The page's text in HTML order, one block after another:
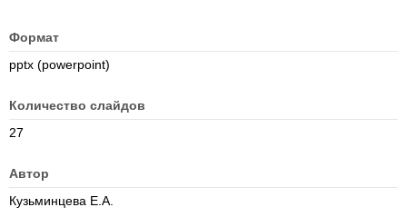
Формат
pptx (powerpoint)
Количество слайдов
27
Автор
Кузьминцева Е.А.